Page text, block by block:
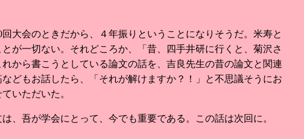
大会のときだから、４年振りということになりそうだ。米寿と
が一切ない。それどころか、「昔、四手井研に行くと、菊沢さ
から書こうとしている論文の話を、吉良先生の昔の論文と関連
どもお話したら、「それが解けますか？！」と不思議そうにお
いただいた。
吾が学会にとって、今でも重要である。この話は次回に。